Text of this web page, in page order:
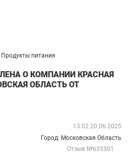
питания
О КОМПАНИИ КРАСНАЯ
ОБЛАСТЬ ОТ
13:02 20.06.2025
Город: Московская Область
Отзыв №633301